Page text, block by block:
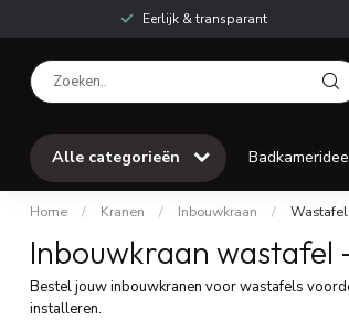
Eerlijk & transparant
Alle categorieën
Home / Kranen / Inbouwkraan / Wastafel
Inbouwkraan wastafel
Bestel jouw inbouwkranen voor wastafels
installeren.